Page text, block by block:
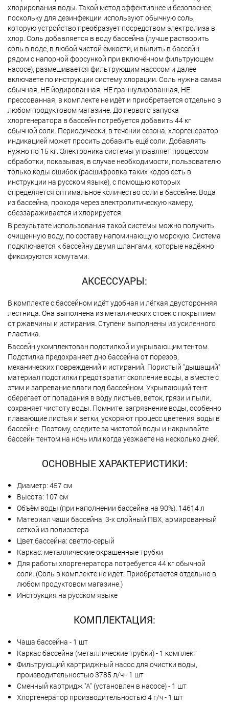
хлорирования воды. Такой метод эффективнее и безопаснее,
поскольку для дезинфекции используют обычную соль,
которую устройство преобразует посредством электролиза в
хлор. Соль добавляется в воду бассейна (лучше растворить
соль в воде, в любой чистой ёмкости, и вылить в бассейн
рядом с напорной форсункой при включённом фильтрующем
насосе), размешивается фильтрующим насосом и далее
включаете по инструкции систему хлорации. Соль нужна самая
обычная, НЕ йодированная, НЕ граннулированная, НЕ
прессованная, в комплекте не идёт и приобретается отдельно в
любом продуктовом магазине. До первого запуска
хлоргенератора в бассейн потребуется добавить 44 кг
обычной соли. Периодически, в течении сезона, хлоргенератор
индикацией может просить добавить ещё соли. Добавлять
нужно по 15 кг. Электроника системы управляет процессом
обработки, показывая, в случае необходимости, пользователю
только коды ошибок (расшифровка таких кодов есть в
инструкции на русском языке), с помощью которых
определяется оптимальное количество соли в бассейне. Вода
из бассейна, проходя через электролитическую камеру,
обеззараживается и хлорируется.
В результате использования такой системы можно получить
очищенную воду, по составу напоминающую морскую. Система
подключается к бассейну двумя шлангами, которые надёжно
фиксируются хомутами.
АКСЕССУАРЫ:
В комплекте с бассейном идёт удобная и лёгкая двусторонняя
лестница. Она выполнена из металических стоек с покрытием
от ржавчины и истирания. Ступени выполнены из усиленного
пластика.
Бассейн укомплектован подстилкой и укрывающим тентом.
Подстилка предохраняет дно бассейна от порезов,
механических повреждений и истираний. Пористый "дышащий"
материал подстилки предотвратит скопление воды, а вместе с
этим и запревание влаги под бассейном. Укрывающий тент
оберегает от попадания в воду листьев, веток, грязи и пыли,
сохраняет чистоту воды. Помните: загрязнение воды, особенно
плавающие листья и ветки, ускоряют процесс цветения воды в
бассейне. Поэтому, следите за чистотой воды и накрывайте
бассейн тентом на ночь или когда уезжаете на несколько дней.
ОСНОВНЫЕ ХАРАКТЕРИСТИКИ:
Диаметр: 457 см
Высота: 107 см
Объём воды (при наполнении бассейна на 90%): 14614 л
Материал чаши бассейна: 3-х слойный ПВХ, армированный
сеткой из полиэстера
Цвет бассейна: светло-серый
Каркас: металлические окрашенные трубки
Для работы хлоргенератора потребуется 44 кг обычной
соли. (Соль в комплекте не идёт. Приобретается отдельно в
любом продуктовом магазине.)
Инструкция на русском языке
КОМПЛЕКТАЦИЯ:
Чаша бассейна - 1 шт
Каркас бассейна (металлические трубки) - 1 комплект
Фильтрующий картриджный насос для очистки воды,
производительностью 3785 л/ч - 1 шт
Сменный картридж "А" (установлен в насосе) - 1 шт
Хлоргенератор производительностью 4 г/ч - 1 шт